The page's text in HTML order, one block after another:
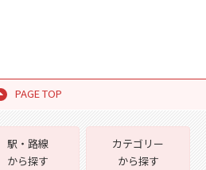
PAGE TOP
駅・路線
から探す
カテゴリー
から探す